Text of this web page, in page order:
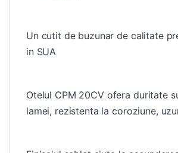
Un cutit de buzunar de calitate
in SUA
Otelul CPM 20CV ofera duritate
lamei, rezistenta la coroziune,